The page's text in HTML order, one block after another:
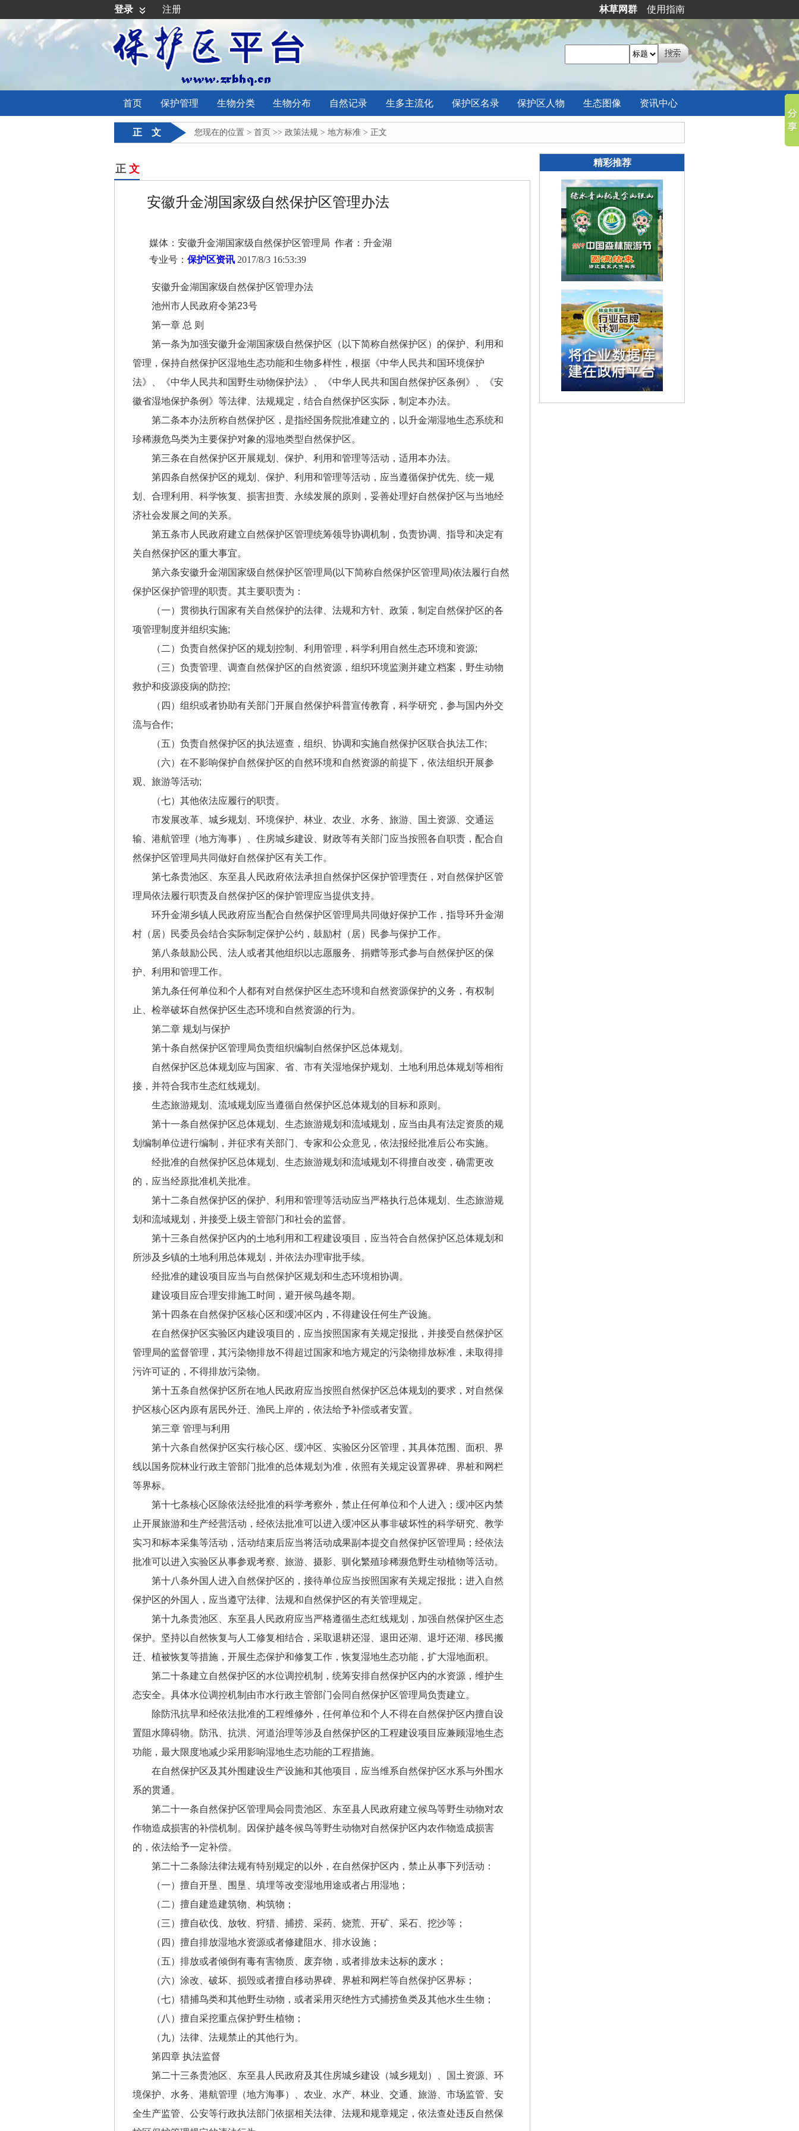
登录 注册 林草网群 使用指南
首页 保护管理 生物分类 生物分布 自然记录 生多主流化 保护区名录 保护区 人物 生态图像 资讯中心
正 文 您现在的位置 > 首页 >> 政策法规 > 地方标准 > 正文
正 文
安徽升金湖国家级自然保护区管理办法
媒体：安徽升金湖国家级自然保护区管理局 作者：升金湖
专业号： 保护区资讯 2017/8/3 16:53:39
安徽升金湖国家级自然保护区管理办法
池州市人民政府令第23号
第一章 总 则
第一条为加强安徽升金湖国家级自然保护区（以下简称自然保护区）的保护、利用和
管理，保持自然保护区湿地生态功能和生物多样性，根据《中华人民共和国环境保护
法》、《中华人民共和国野生动物保护法》、《中华人民共和国自然保护区条例》、《安
徽省湿地保护条例》等法律、法规规定，结合自然保护区实际，制定本办法。
第二条本办法所称自然保护区，是指经国务院批准建立的，以升金湖湿地生态系统和
珍稀濒危鸟类为主要保护对象的湿地类型自然保护区。
第三条在自然保护区开展规划、保护、利用和管理等活动，适用本办法。
第四条自然保护区的规划、保护、利用和管理等活动，应当遵循保护优先、统一规
划、合理利用、科学恢复、损害担责、永续发展的原则，妥善处理好自然保护区与当地经
济社会发展之间的关系。
第五条市人民政府建立自然保护区管理统筹领导协调机制，负责协调、指导和决定有
关自然保护区的重大事宜。
第六条安徽升金湖国家级自然保护区管理局(以下简称自然保护区管理局)依法履行自然
保护区保护管理的职责。其主要职责为：
（一）贯彻执行国家有关自然保护的法律、法规和方针、政策，制定自然保护区的各
项管理制度并组织实施;
（二）负责自然保护区的规划控制、利用管理，科学利用自然生态环境和资源;
（三）负责管理、调查自然保护区的自然资源，组织环境监测并建立档案，野生动物
救护和疫源疫病的防控;
（四）组织或者协助有关部门开展自然保护科普宣传教育，科学研究，参与国内外交
流与合作;
（五）负责自然保护区的执法巡查，组织、协调和实施自然保护区联合执法工作;
（六）在不影响保护自然保护区的自然环境和自然资源的前提下，依法组织开展参
观、旅游等活动;
（七）其他依法应履行的职责。
市发展改革、城乡规划、环境保护、林业、农业、水务、旅游、国土资源、交通运
输、港航管理（地方海事）、住房城乡建设、财政等有关部门应当按照各自职责，配合自
然保护区管理局共同做好自然保护区有关工作。
第七条贵池区、东至县人民政府依法承担自然保护区保护管理责任，对自然保护区管
理局依法履行职责及自然保护区的保护管理应当提供支持。
环升金湖乡镇人民政府应当配合自然保护区管理局共同做好保护工作，指导环升金湖
村（居）民委员会结合实际制定保护公约，鼓励村（居）民参与保护工作。
第八条鼓励公民、法人或者其他组织以志愿服务、捐赠等形式参与自然保护区的保
护、利用和管理工作。
第九条任何单位和个人都有对自然保护区生态环境和自然资源保护的义务，有权制
止、检举破坏自然保护区生态环境和自然资源的行为。
第二章 规划与保护
第十条自然保护区管理局负责组织编制自然保护区总体规划。
自然保护区总体规划应与国家、省、市有关湿地保护规划、土地利用总体规划等相衔
接，并符合我市生态红线规划。
生态旅游规划、流域规划应当遵循自然保护区总体规划的目标和原则。
第十一条自然保护区总体规划、生态旅游规划和流域规划，应当由具有法定资质的规
划编制单位进行编制，并征求有关部门、专家和公众意见，依法报经批准后公布实施。
经批准的自然保护区总体规划、生态旅游规划和流域规划不得擅自改变，确需更改
的，应当经原批准机关批准。
第十二条自然保护区的保护、利用和管理等活动应当严格执行总体规划、生态旅游规
划和流域规划，并接受上级主管部门和社会的监督。
第十三条自然保护区内的土地利用和工程建设项目，应当符合自然保护区总体规划和
所涉及乡镇的土地利用总体规划，并依法办理审批手续。
经批准的建设项目应当与自然保护区规划和生态环境相协调。
建设项目应合理安排施工时间，避开候鸟越冬期。
第十四条在自然保护区核心区和缓冲区内，不得建设任何生产设施。
在自然保护区实验区内建设项目的，应当按照国家有关规定报批，并接受自然保护区
管理局的监督管理，其污染物排放不得超过国家和地方规定的污染物排放标准，未取得排
污许可证的，不得排放污染物。
第十五条自然保护区所在地人民政府应当按照自然保护区总体规划的要求，对自然保
护区核心区内原有居民外迁、渔民上岸的，依法给予补偿或者安置。
第三章 管理与利用
第十六条自然保护区实行核心区、缓冲区、实验区分区管理，其具体范围、面积、界
线以国务院林业行政主管部门批准的总体规划为准，依照有关规定设置界碑、界桩和网栏
等界标。
第十七条核心区除依法经批准的科学考察外，禁止任何单位和个人进入；缓冲区内禁
止开展旅游和生产经营活动，经依法批准可以进入缓冲区从事非破坏性的科学研究、教学
实习和标本采集等活动，活动结束后应当将活动成果副本提交自然保护区管理局；经依法
批准可以进入实验区从事参观考察、旅游、摄影、驯化繁殖珍稀濒危野生动植物等活动。
第十八条外国人进入自然保护区的，接待单位应当按照国家有关规定报批；进入自然
保护区的外国人，应当遵守法律、法规和自然保护区的有关管理规定。
第十九条贵池区、东至县人民政府应当严格遵循生态红线规划，加强自然保护区生态
保护。坚持以自然恢复与人工修复相结合，采取退耕还湿、退田还湖、退圩还湖、移民搬
迁、植被恢复等措施，开展生态保护和修复工作，恢复湿地生态功能，扩大湿地面积。
第二十条建立自然保护区的水位调控机制，统筹安排自然保护区内的水资源，维护生
态安全。具体水位调控机制由市水行政主管部门会同自然保护区管理局负责建立。
除防汛抗旱和经依法批准的工程维修外，任何单位和个人不得在自然保护区内擅自设
置阻水障碍物。防汛、抗洪、河道治理等涉及自然保护区的工程建设项目应兼顾湿地生态
功能，最大限度地减少采用影响湿地生态功能的工程措施。
在自然保护区及其外围建设生产设施和其他项目，应当维系自然保护区水系与外围水
系的贯通。
第二十一条自然保护区管理局会同贵池区、东至县人民政府建立候鸟等野生动物对农
作物造成损害的补偿机制。因保护越冬候鸟等野生动物对自然保护区内农作物造成损害
的，依法给予一定补偿。
第二十二条除法律法规有特别规定的以外，在自然保护区内，禁止从事下列活动：
（一）擅自开垦、围垦、填埋等改变湿地用途或者占用湿地；
（二）擅自建造建筑物、构筑物；
（三）擅自砍伐、放牧、狩猎、捕捞、采药、烧荒、开矿、采石、挖沙等；
（四）擅自排放湿地水资源或者修建阻水、排水设施；
（五）排放或者倾倒有毒有害物质、废弃物，或者排放未达标的废水；
（六）涂改、破坏、损毁或者擅自移动界碑、界桩和网栏等自然保护区界标；
（七）猎捕鸟类和其他野生动物，或者采用灭绝性方式捕捞鱼类及其他水生生物；
（八）擅自采挖重点保护野生植物；
（九）法律、法规禁止的其他行为。
第四章 执法监督
第二十三条贵池区、东至县人民政府及其住房城乡建设（城乡规划）、国土资源、环
境保护、水务、港航管理（地方海事）、农业、水产、林业、交通、旅游、市场监管、安
全生产监管、公安等行政执法部门依据相关法律、法规和规章规定，依法查处违反自然保
精彩推荐